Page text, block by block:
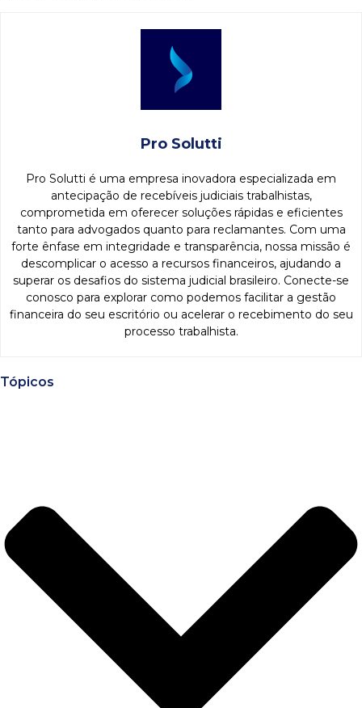
Pro Solutti
Pro Solutti é uma empresa inovadora especializada em
antecipação de recebíveis judiciais trabalhistas,
comprometida em oferecer soluções rápidas e eficientes
tanto para advogados quanto para reclamantes. Com uma
forte ênfase em integridade e transparência, nossa missão é
descomplicar o acesso a recursos financeiros, ajudando a
superar os desafios do sistema judicial brasileiro. Conecte-se
conosco para explorar como podemos facilitar a gestão
financeira do seu escritório ou acelerar o recebimento do seu
processo trabalhista.
Tópicos